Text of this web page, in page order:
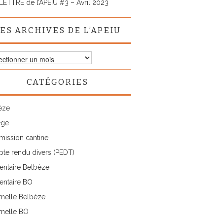
de l’APEIU #3 – Avril 2023
ARCHIVES DE L’APEIU
CATÉGORIES
cantine
rendu divers (PEDT)
Belbèze
BO
Belbèze
BO